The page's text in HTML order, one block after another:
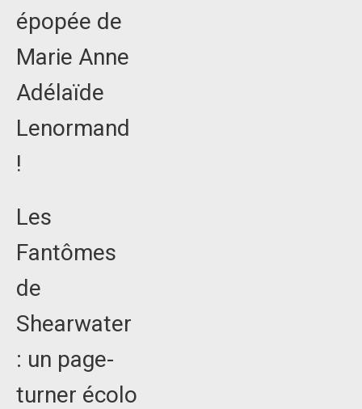
épopée de
Marie Anne
Adélaïde
Lenormand
!
Les
Fantômes
de
Shearwater
: un page-
turner écolo